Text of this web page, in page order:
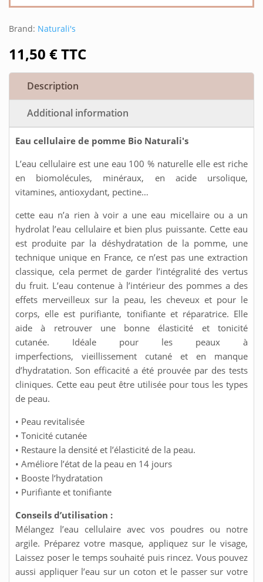
Brand: Naturali's
11,50 €TTC
Description
Additional information
Eau cellulaire de pomme Bio Naturali's
L’eau cellulaire est une eau 100 % naturelle elle est riche
en biomolécules, minéraux, en acide ursolique,
vitamines, antioxydant, pectine…
cette eau n’a rien à voir a une eau micellaire ou a un
hydrolat l’eau cellulaire et bien plus puissante. Cette eau
est produite par la déshydratation de la pomme, une
technique unique en France, ce n’est pas une extraction
classique, cela permet de garder l’intégralité des vertus
du fruit. L’eau contenue à l’intérieur des pommes a des
effets merveilleux sur la peau, les cheveux et pour le
corps, elle est purifiante, tonifiante et réparatrice. Elle
aide à retrouver une bonne élasticité et tonicité
cutanée. Idéale pour les peaux à
imperfections, vieillissement cutané et en manque
d’hydratation. Son efficacité a été prouvée par des tests
cliniques. Cette eau peut être utilisée pour tous les types
de peau.
• Peau revitalisée
• Tonicité cutanée
• Restaure la densité et l’élasticité de la peau.
• Améliore l’état de la peau en 14 jours
• Booste l‘hydratation
• Purifiante et tonifiante
Conseils d’utilisation :
Mélangez l’eau cellulaire avec vos poudres ou notre
argile. Préparez votre masque, appliquez sur le visage,
Laissez poser le temps souhaité puis rincez. Vous pouvez
aussi appliquer l’eau sur un coton et le passer sur votre